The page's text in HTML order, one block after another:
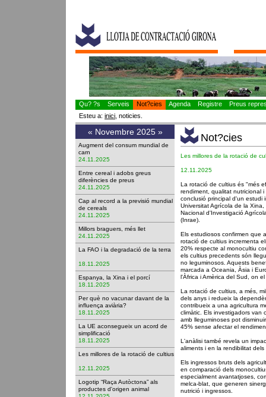
Qu? ?s Serveis Not?cies Agenda Registre
Preus
Esteu a: inici , noticies.
« Novembre 2025 »
Augment del consum mundial de
carn
24.11.2025
Entre cereal i adobs greus
diferències de preus
24.11.2025
Cap al record a la previsió mundial
de cereals
24.11.2025
Millors braguers, més llet
24.11.2025
La FAO i la degradació de la terra
18.11.2025
Espanya, la Xina i el porcí
18.11.2025
Per què no vacunar davant de la
influença aviària?
18.11.2025
La UE aconsegueix un acord de
simplificació
18.11.2025
Les millores de la rotació de cultius
12.11.2025
Logotip “Raça Autòctona” als
productes d'origen animal
Not?cies
Les millores de la rotació de
12.11.2025
La rotació de cultius és "més
rendiment, qualitat nutricional
conclusió principal d'un estudi
Universitat Agrícola de la
Nacional d'Investigació
(Inrae).
Els estudiosos confirmen que
rotació de cultius incrementa
20% respecte al monocultiu
els cultius precedents són
no leguminosos. Aquests
marcada a Oceania, Àsia i
l'Àfrica i Amèrica del Sud, on
La rotació de cultius, a més,
dels anys i redueix la
contribueix a una agricultura
climàtic. Els investigadors van
amb lleguminoses pot
45% sense afectar el
L'anàlisi també revela un
aliments i en la rendibilitat
Els ingressos bruts dels
en comparació dels
especialment avantatjoses,
melca-blat, que generen
nutrició i ingressos.